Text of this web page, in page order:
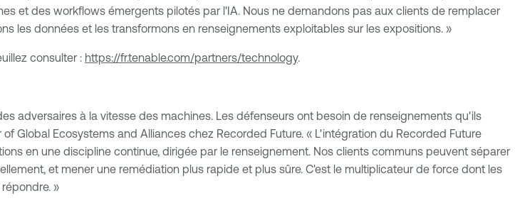
et des workflows émergents pilotés par l'IA. Nous ne demandons pas aux clients de remplacer
les données et les transformons en renseignements exploitables sur les expositions. »
consulter : https://fr.tenable.com/partners/technology.
adversaires à la vitesse des machines. Les défenseurs ont besoin de renseignements qu'ils
Global Ecosystems and Alliances chez Recorded Future. « L'intégration du Recorded Future
en une discipline continue, dirigée par le renseignement. Nos clients communs peuvent séparer
et mener une remédiation plus rapide et plus sûre. C'est le multiplicateur de force dont les
»